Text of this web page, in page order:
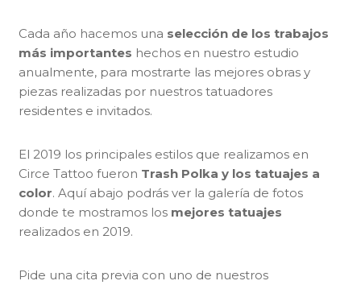
Cada año hacemos una selección de los trabajos
más importantes hechos en nuestro estudio
anualmente, para mostrarte las mejores obras y
piezas realizadas por nuestros tatuadores
residentes e invitados.
El 2019 los principales estilos que realizamos en
Circe Tattoo fueron Trash Polka y los tatuajes a
color. Aquí abajo podrás ver la galería de fotos
donde te mostramos los mejores tatuajes
realizados en 2019.
Pide una cita previa con uno de nuestros